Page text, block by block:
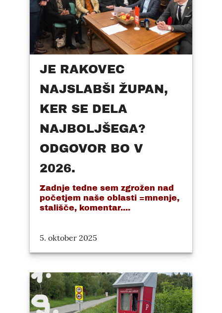
JE RAKOVEC
NAJSLABŠI ŽUPAN,
KER SE DELA
NAJBOLJŠEGA?
ODGOVOR BO V
2026.
Zadnje tedne sem zgrožen nad
početjem naše oblasti =mnenje,
stališče, komentar....
5. oktober 2025